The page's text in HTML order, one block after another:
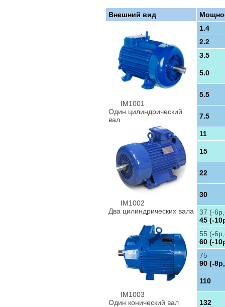
Внешний вид
IM1001
Один цилиндрический
вал
IM1002
Два цилиндрических вала
IM1003
Один конический вал
1.4
2.2
3.5
5.0
5.5
7.5
11
15
22
30
37 (-
45 (-
55 (-
60 (-
75
90 (-
110
132